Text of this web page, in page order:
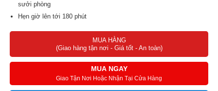
sưởi phòng
Hẹn giờ lên tới 180 phút
Chiều cao tủ lên tới 190cm
Chất liệu khung inox không gỉ chịu lực, thanh nối bằng nhựa ABS
MUA HÀNG
(Giao hàng tận nơi - Giá tốt - An toàn)
MUA NGAY
Giao Tận Nơi Hoặc Nhận Tại Cửa Hàng